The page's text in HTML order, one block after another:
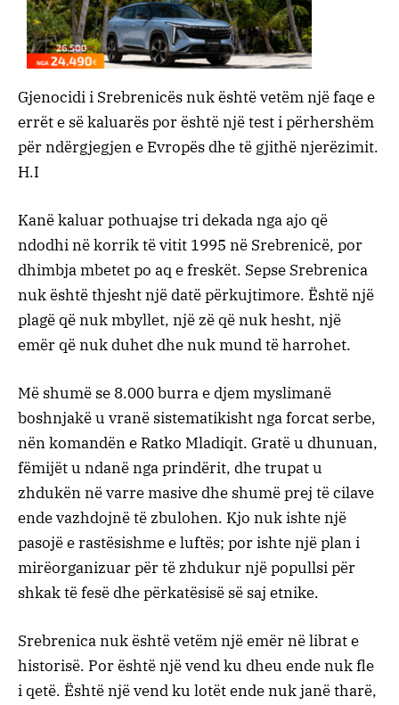
Gjenocidi i Srebrenicës nuk është vetëm një faqe e
errët e së kaluarës por është një test i përhershëm
për ndërgjegjen e Evropës dhe të gjithë njerëzimit.
H.I
Kanë kaluar pothuajse tri dekada nga ajo që
ndodhi në korrik të vitit 1995 në Srebrenicë, por
dhimbja mbetet po aq e freskët. Sepse Srebrenica
nuk është thjesht një datë përkujtimore. Është një
plagë që nuk mbyllet, një zë që nuk hesht, një
emër që nuk duhet dhe nuk mund të harrohet.
Më shumë se 8.000 burra e djem myslimanë
boshnjakë u vranë sistematikisht nga forcat serbe,
nën komandën e Ratko Mladiqit. Gratë u dhunuan,
fëmijët u ndanë nga prindërit, dhe trupat u
zhdukën në varre masive dhe shumë prej të cilave
ende vazhdojnë të zbulohen. Kjo nuk ishte një
pasojë e rastësishme e luftës; por ishte një plan i
mirëorganizuar për të zhdukur një popullsi për
shkak të fesë dhe përkatësisë së saj etnike.
Srebrenica nuk është vetëm një emër në librat e
historisë. Por është një vend ku dheu ende nuk fle
i qetë. Është një vend ku lotët ende nuk janë tharë,